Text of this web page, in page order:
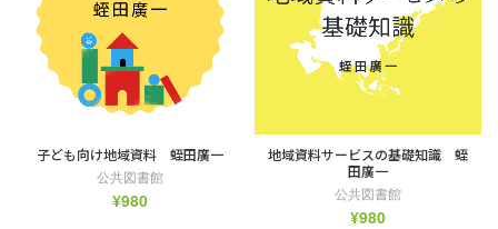
子ども向け地域資料 蛭田廣一
公共図書館
¥980
地域資料サービスの基礎知識 蛭
田廣一
公共図書館
¥980